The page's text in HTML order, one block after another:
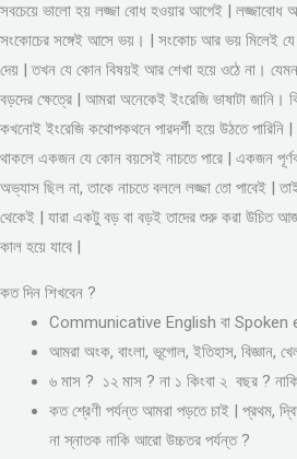
সবচেয়ে ভালো হয় লজ্জা বোধ হওয়ার আগেই |
সংকোচের সঙ্গেই আসে ভয়। | সংকোচ আর ভয় মিলেই
দেয় | তখন যে কোন বিষয়ই আর শেখা হয়ে ওঠে না।
বড়দের ক্ষেত্রে | আমরা অনেকেই ইংরেজি ভাষাটা
কখনোই ইংরেজি কথোপকথনে পারদর্শী হয়ে উঠতে পারিনি
থাকলে একজন যে কোন বয়সেই নাচতে পারে | একজন
অভ্যাস ছিল না, তাকে নাচতে বললে লজ্জা তো পাবেই |
থেকেই | যারা একটু বড় বা বড়ই তাদের শুরু করা উচিত
কাল হয়ে যাবে |
কত দিন শিখবেন ?
Communicative English বা Spoken
আমরা অংক, বাংলা, ভূগোল, ইতিহাস, বিজ্ঞান,
৬ মাস ? ১২ মাস ? না ১ কিংবা ২ বছর ?
কত শ্রেণী পর্যন্ত আমরা পড়তে চাই | প্রথম,
না স্নাতক নাকি আরো উচ্চতর পর্যন্ত ?